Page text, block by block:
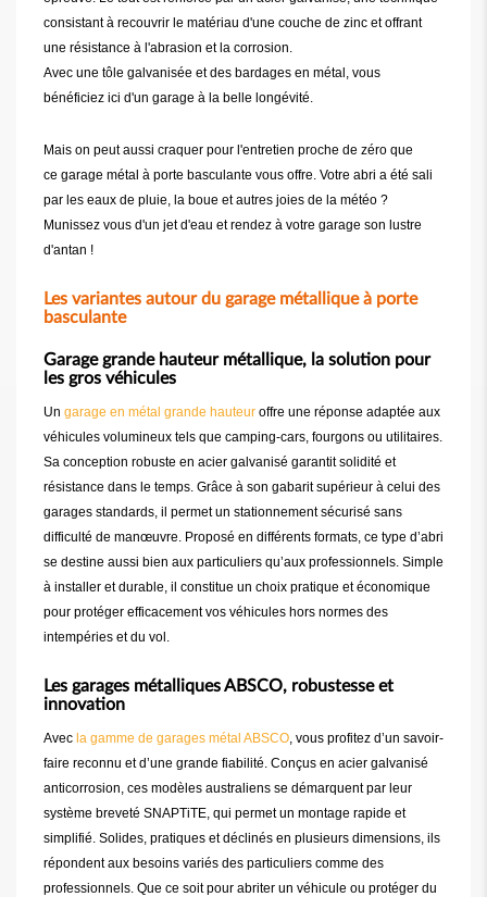
consistant à recouvrir le matériau d'une couche de zinc et offrant
une résistance à l'abrasion et la corrosion.
Avec une tôle galvanisée et des bardages en métal, vous
bénéficiez ici d'un garage à la belle longévité.
Mais on peut aussi craquer pour l'entretien proche de zéro que
ce garage métal à porte basculante vous offre. Votre abri a été sali
par les eaux de pluie, la boue et autres joies de la météo ?
Munissez vous d'un jet d'eau et rendez à votre garage son lustre
d'antan !
Les variantes autour du garage métallique à porte
basculante
Garage grande hauteur métallique, la solution pour
les gros véhicules
Un garage en métal grande hauteur offre une réponse adaptée aux
véhicules volumineux tels que camping-cars, fourgons ou utilitaires.
Sa conception robuste en acier galvanisé garantit solidité et
résistance dans le temps. Grâce à son gabarit supérieur à celui des
garages standards, il permet un stationnement sécurisé sans
difficulté de manœuvre. Proposé en différents formats, ce type d’abri
se destine aussi bien aux particuliers qu’aux professionnels. Simple
à installer et durable, il constitue un choix pratique et économique
pour protéger efficacement vos véhicules hors normes des
intempéries et du vol.
Les garages métalliques ABSCO, robustesse et
innovation
Avec la gamme de garages métal ABSCO, vous profitez d’un savoir-
faire reconnu et d’une grande fiabilité. Conçus en acier galvanisé
anticorrosion, ces modèles australiens se démarquent par leur
système breveté SNAPTiTE, qui permet un montage rapide et
simplifié. Solides, pratiques et déclinés en plusieurs dimensions, ils
répondent aux besoins variés des particuliers comme des
professionnels. Que ce soit pour abriter un véhicule ou protéger du